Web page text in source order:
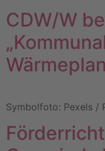
CDW/W
Symbolfoto: Pexels /